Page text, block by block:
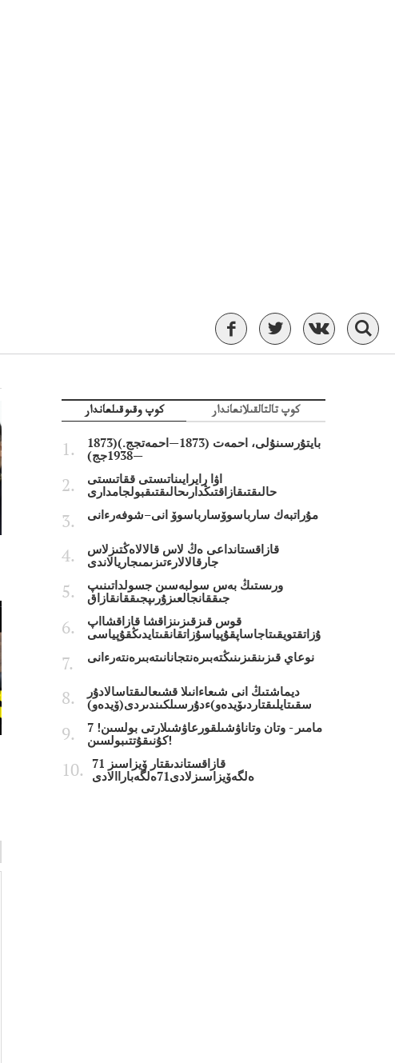
كوپ وقىوقىلعاندار كوپ تالتالقىلانعاندار
بايتۇرسىنۇلى، احمەت (1873—احمەتجج.)(1873
—1938جج)
اۋا رايرايىناتىستى ققاتىستى
حالىقتىقازاقتىڭدارىحالىقتىقبولجامدارى
مۇراتبەك سارباسوۆسارباسوۆ انى–شوفەرءانى
قازاقستانداعى ەڭ لاس قالالاەڭتىزلاس
جارقالالارءتىزىمىجاريالاندى
ورىستىڭ بەس سولبەسىن جسولداتىنىپ
جىققانجالعىزۇرىپجىققانقازاق
قوس قىزقىزىنزاقشا قازاقشااپ
ۇزاتقتويقىتاجاساپقۇپياسۇزاتقانقىتايدىڭقۇپياسى
نوعاي قىزىنقىزىنىڭتەبىرەنتجانانىتەبىرەنتەرءانى
ديماشتىڭ انى شىعاءانىلا قشىعالىقتاسالادۇر
سقىتايلىقتاردىۆيدەو)ءدۇرسىلكىندىردى(ۆيدەو)
7 مامىر - وتان وتاناۋشىلقورعاۋشىلارتى بولسىن!
كۇنىقۇتتىبولسىن!
قازاقستاندىقتار ۆيزاسىز 71
ەلگەۆيزاسىزلادى71ەلگەباراالادى